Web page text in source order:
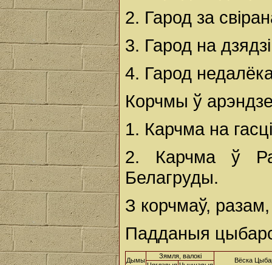
2. Гарод за
3. Гарод на
4. Гарод
Корчмы ў
1. Карчма на
2. Карчма ў
Белагруды.
З корчмаў,
Падданыя
Дымы
Зямля, валокі
Вёска